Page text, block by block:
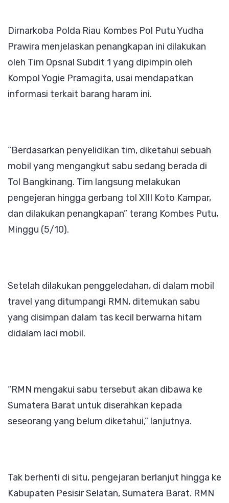
Dirnarkoba Polda Riau Kombes Pol Putu Yudha
Prawira menjelaskan penangkapan ini dilakukan
oleh Tim Opsnal Subdit 1 yang dipimpin oleh
Kompol Yogie Pramagita, usai mendapatkan
informasi terkait barang haram ini.
“Berdasarkan penyelidikan tim, diketahui sebuah
mobil yang mengangkut sabu sedang berada di
Tol Bangkinang. Tim langsung melakukan
pengejeran hingga gerbang tol XIII Koto Kampar,
dan dilakukan penangkapan” terang Kombes Putu,
Minggu (5/10).
Setelah dilakukan penggeledahan, di dalam mobil
travel yang ditumpangi RMN, ditemukan sabu
yang disimpan dalam tas kecil berwarna hitam
didalam laci mobil.
“RMN mengakui sabu tersebut akan dibawa ke
Sumatera Barat untuk diserahkan kepada
seseorang yang belum diketahui,” lanjutnya.
Tak berhenti di situ, pengejaran berlanjut hingga ke
Kabupaten Pesisir Selatan, Sumatera Barat. RMN